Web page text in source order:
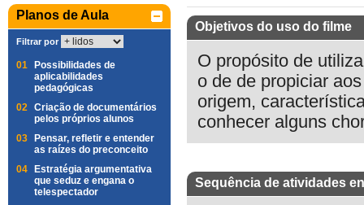
Planos de Aula
Filtrar por
01
Possibilidades de
aplicabilidades
pedagógicas
02 Criação de documentários
pelos próprios alunos
03
Pensar, refletir e entender
as raízes do preconceito
04
Estratégia argumentativa
que seduz e engana o
telespectador
Objetivos do uso do filme
O propósito de
o de de propiciar
origem,
conhecer alguns
Sequência de atividades